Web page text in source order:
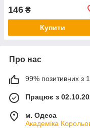
146 ₴
Купити
Про нас
99% позитивних з
Працює з
м. Одеса
Академіка